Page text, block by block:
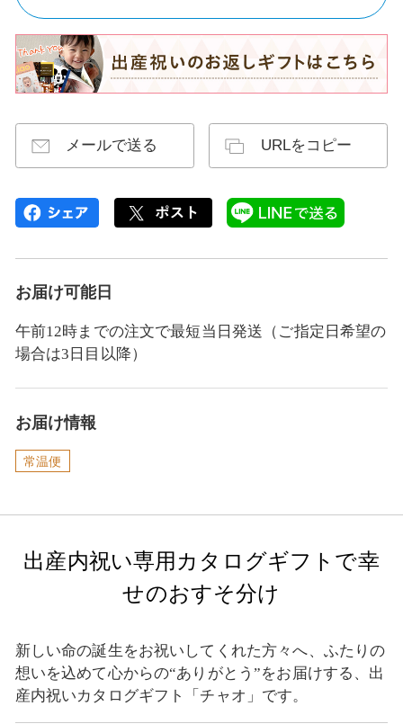
メールで送る URLをコピー
お届け可能日
午前12時までの注文で最短当日発送（ご指定日希望の
場合は3日目以降）
お届け情報
常温便
出産内祝い専用カタログギフトで幸
せのおすそ分け
新しい命の誕生をお祝いしてくれた方々へ、ふたりの
想いを込めて心からの“ありがとう”をお届けする、出
産内祝いカタログギフト「チャオ」です。